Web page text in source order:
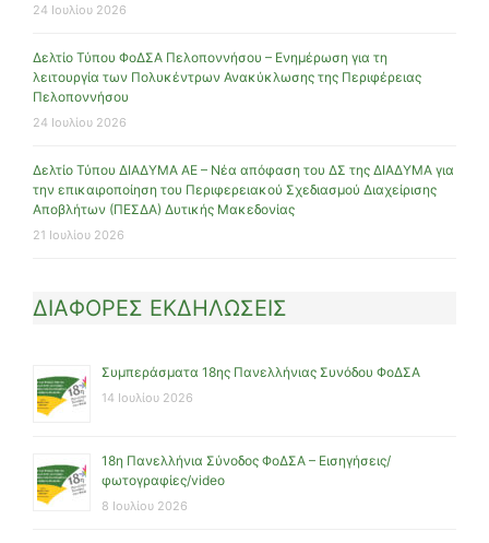
24 Ιουλίου 2026
Δελτίο Τύπου ΦοΔΣΑ Πελοποννήσου – Ενημέρωση για τη
λειτουργία των Πολυκέντρων Ανακύκλωσης της Περιφέρειας
Πελοποννήσου
24 Ιουλίου 2026
Δελτίο Τύπου ΔΙΑΔΥΜΑ ΑΕ – Νέα απόφαση του ΔΣ της ΔΙΑΔΥΜΑ για
την επικαιροποίηση του Περιφερειακού Σχεδιασμού Διαχείρισης
Αποβλήτων (ΠΕΣΔΑ) Δυτικής Μακεδονίας
21 Ιουλίου 2026
ΔΙΑΦΟΡΕΣ ΕΚΔΗΛΩΣΕΙΣ
Συμπεράσματα 18ης Πανελλήνιας Συνόδου ΦοΔΣΑ
14 Ιουλίου 2026
18η Πανελλήνια Σύνοδος ΦοΔΣΑ – Εισηγήσεις/
φωτογραφίες/video
8 Ιουλίου 2026